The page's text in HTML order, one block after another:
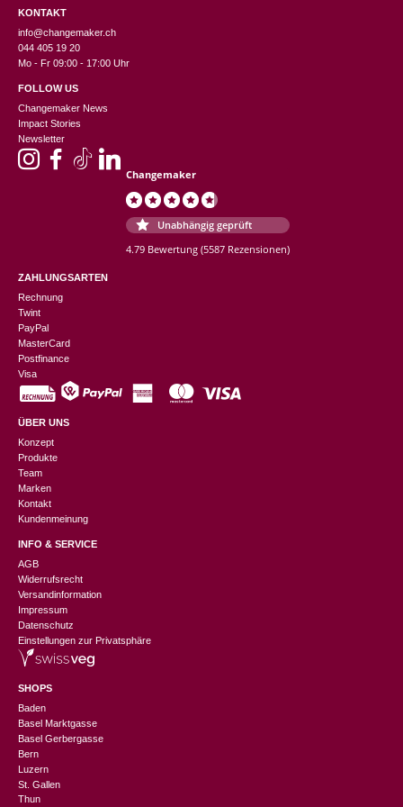
KONTAKT
info@changemaker.ch
044 405 19 20
Mo - Fr 09:00 - 17:00 Uhr
FOLLOW US
Changemaker News
Impact Stories
Newsletter
Changemaker
Unabhängig geprüft
4.79 Bewertung (5587 Rezensionen)
ZAHLUNGSARTEN
Rechnung
Twint
PayPal
MasterCard
Postfinance
Visa
ÜBER UNS
Konzept
Produkte
Team
Marken
Kontakt
Kundenmeinung
INFO & SERVICE
AGB
Widerrufsrecht
Versandinformation
Impressum
Datenschutz
Einstellungen zur Privatsphäre
SHOPS
Baden
Basel Marktgasse
Basel Gerbergasse
Bern
Luzern
St. Gallen
Thun